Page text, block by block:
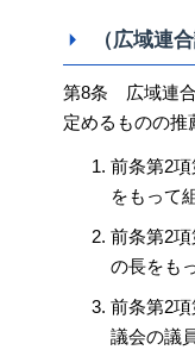
（広域連
第8条 広域連合
定めるものの推
前条第2
をもって
前条第2
の長をも
前条第2
議会の議